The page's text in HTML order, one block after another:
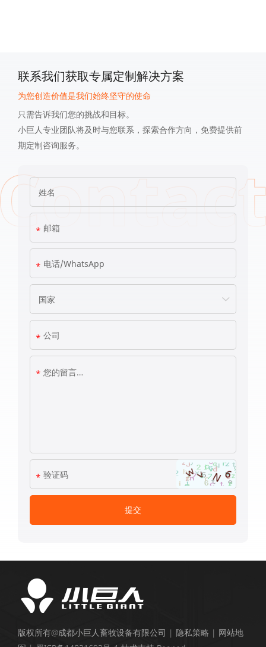
联系我们获取专属定制解决方案
为您创造价值是我们始终坚守的使命
只需告诉我们您的挑战和目标。
小巨人专业团队将及时与您联系，探索合作方向，免费提供前
期定制咨询服务。
版权所有@成都小巨人畜牧设备有限公司 | 隐私策略 | 网站地